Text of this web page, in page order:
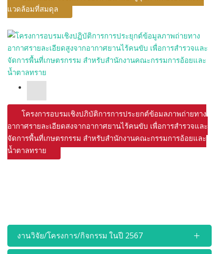
แวดล้อมที่สมดุล
โครงการอบรมเชิงปฏิบัติการการประยุกต์ข้อมูลภาพถ่ายทาง
อากาศรายละเอียดสูงจากอากาศยานไร้คนขับ เพื่อการสำรวจและ
จัดการพื้นที่เกษตรกรรม สำหรับสำนักงานคณะกรรมการอ้อยและ
น้ำตาลทราย
งานวิจัย/โครงการ/กิจกรรม ในปี 2567